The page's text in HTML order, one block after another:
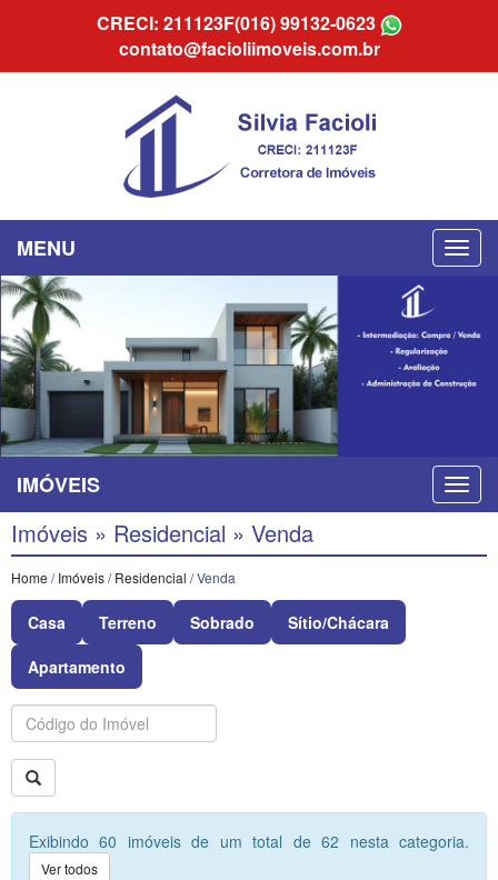
CRECI: 211123F(016) 99132-0623
contato@facioliimoveis.com.br
MENU
IMÓVEIS
Imóveis » Residencial » Venda
Home /Imóveis/Residencial / Venda
Casa Terreno Sobrado
Sítio/Chácara
Apartamento
Buscar
Exibindo 60 imóveis de um total de 62 nesta categoria.
Ver todos